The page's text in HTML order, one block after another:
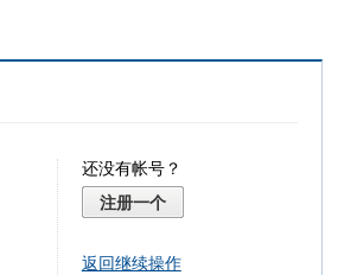
还没有帐号？
注册一个
返回继续操作